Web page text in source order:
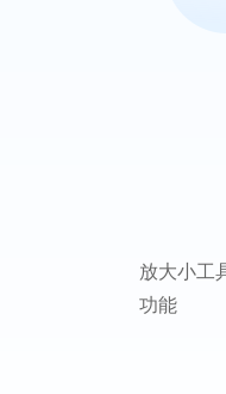
放大小工
功能